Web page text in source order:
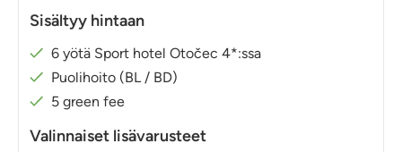
Sisältyy hintaan
6 yötä Sport hotel Otočec 4*:ssa
Puolihoito (BL / BD)
5 green fee
Valinnaiset lisävarusteet